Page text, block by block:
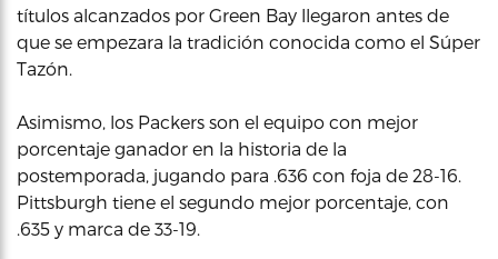
títulos alcanzados por Green Bay llegaron antes de
que se empezara la tradición conocida como el Súper
Tazón.
Asimismo, los Packers son el equipo con mejor
porcentaje ganador en la historia de la
postemporada, jugando para .636 con foja de 28-16.
Pittsburgh tiene el segundo mejor porcentaje, con
.635 y marca de 33-19.